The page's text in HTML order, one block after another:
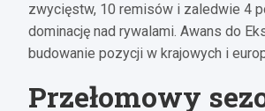
zwycięstw, 10 remisów i zaledwie 4
dominację nad rywalami. Awans do
budowanie pozycji w krajowych i
Przełomowy